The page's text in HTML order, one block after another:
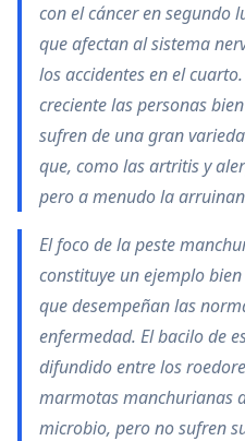
con el cáncer en segundo
que afectan al sistema
los accidentes en el
creciente las personas
sufren de una gran
que, como las artritis y
pero a menudo la
El foco de la peste
constituye un ejemplo
que desempeñan las
enfermedad. El bacilo de
difundido entre los
marmotas manchurianas
microbio, pero no sufren